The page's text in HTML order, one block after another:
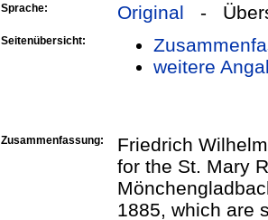
Sprache:
Original -
Seitenübersicht:
weitere
Zusammenfassung:
Friedrich
for the St. Mary
1885, which are